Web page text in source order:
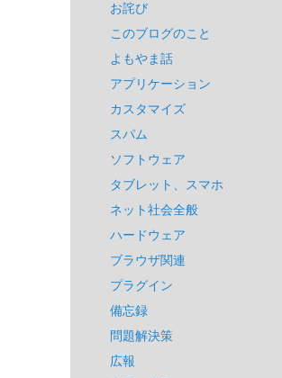
お詫び
このブログのこと
よもやま話
アプリケーション
カスタマイズ
スパム
ソフトウェア
タブレット、スマホ
ネット社会全般
ハードウェア
ブラウザ関連
プラグイン
備忘録
問題解決策
広報